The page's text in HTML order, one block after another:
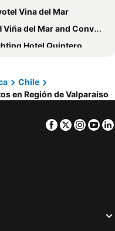
Vina del Mar
del Mar and Convention Center
Hotel Quintero
Medieval
Bosque de Reñaca
Chile
en Región de Valparaíso
Facebook
Twitter